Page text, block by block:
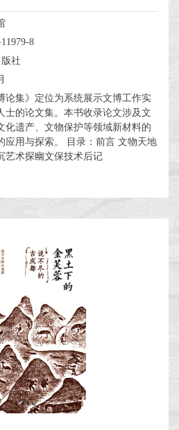
8
社
集》定位为系统展示文博工作实
士的论文集。本书收录论文涉及文
化遗产、文物保护等领域新材料的
应用与探索。 目录：前言 文物天地
艺术探幽文保技术后记